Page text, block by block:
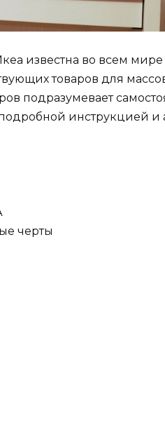
известна во всем мире
товаров для
подразумевает
инструкцией и
черты